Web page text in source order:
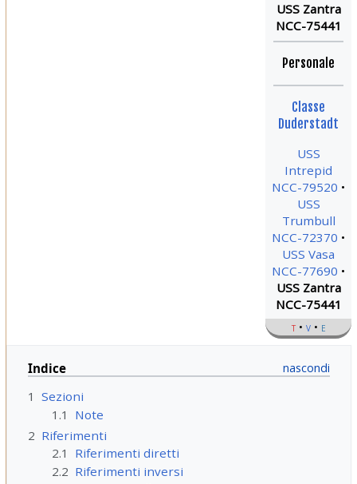
USS Zantra
NCC-75441
Personale
Classe
Duderstadt
USS
Intrepid
NCC-79520
USS
Trumbull
NCC-72370
USS Vasa
NCC-77690
USS Zantra
NCC-75441
t v e
Indice
1 Sezioni
1.1
Note
2 Riferimenti
2.1
Riferimenti diretti
2.2 Riferimenti inversi